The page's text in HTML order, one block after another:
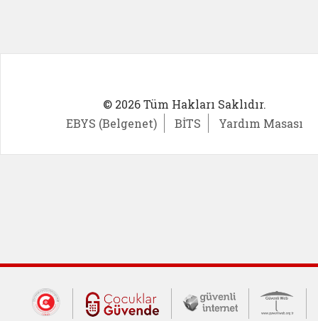
© 2026 Tüm Hakları Saklıdır.
EBYS (Belgenet)
BİTS Yardım Masası
Dış Bağlantılar
Cumhurbaşkanlığı İletişim Merkezi
Çocuklar Güvende (yeni
Güvenli